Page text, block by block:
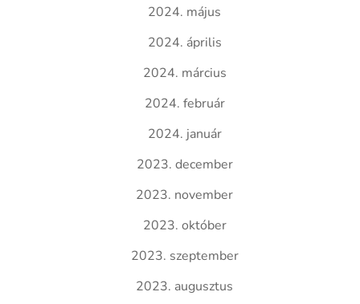
2024. május
2024. április
2024. március
2024. február
2024. január
2023. december
2023. november
2023. október
2023. szeptember
2023. augusztus